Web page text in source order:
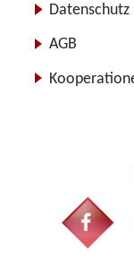
Datenschutz
AGB